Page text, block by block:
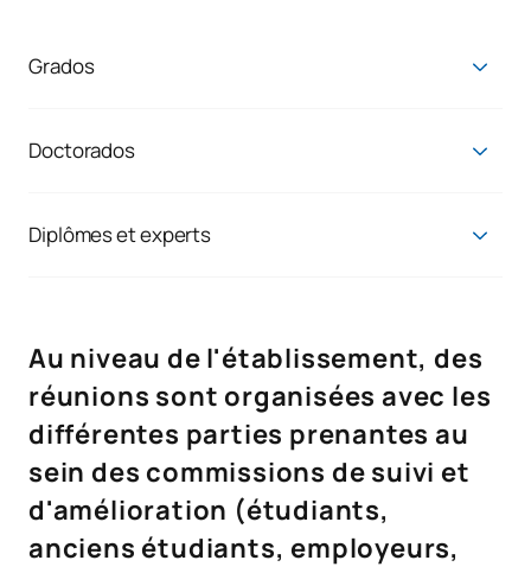
Grados
Doctorados
Diplômes et experts
Au niveau de l'établissement, des
réunions sont organisées avec les
différentes parties prenantes au
sein des commissions de suivi et
d'amélioration (étudiants,
anciens étudiants, employeurs,